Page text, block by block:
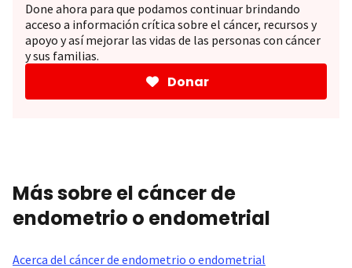
Done ahora para que podamos continuar brindando
acceso a información crítica sobre el cáncer, recursos y
apoyo y así mejorar las vidas de las personas con cáncer
y sus familias.
Donar
Más sobre el cáncer de
endometrio o endometrial
Acerca del cáncer de endometrio o endometrial